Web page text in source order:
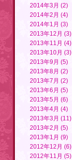
2014年3月 (2)
2014年2月 (4)
2014年1月 (3)
2013年12月 (3)
2013年11月 (4)
2013年10月 (3)
2013年9月 (5)
2013年8月 (2)
2013年7月 (2)
2013年6月 (5)
2013年5月 (6)
2013年4月 (4)
2013年3月 (11)
2013年2月 (5)
2013年1月 (9)
2012年12月 (6)
2012年11月 (5)